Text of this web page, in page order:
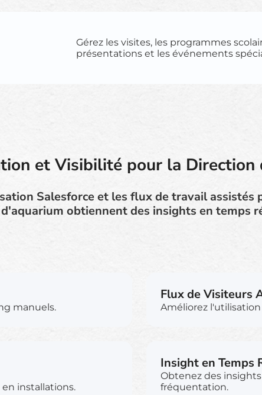
Gérez les visites, les programmes
présentations et les événements
et Visibilité pour la Direction
Salesforce et les flux de travail assistés
d'aquarium obtiennent des insights en temps
manuels.
Flux de Visiteurs
Améliorez
installations.
Insight en Temps
Obtenez des
fréquentation.